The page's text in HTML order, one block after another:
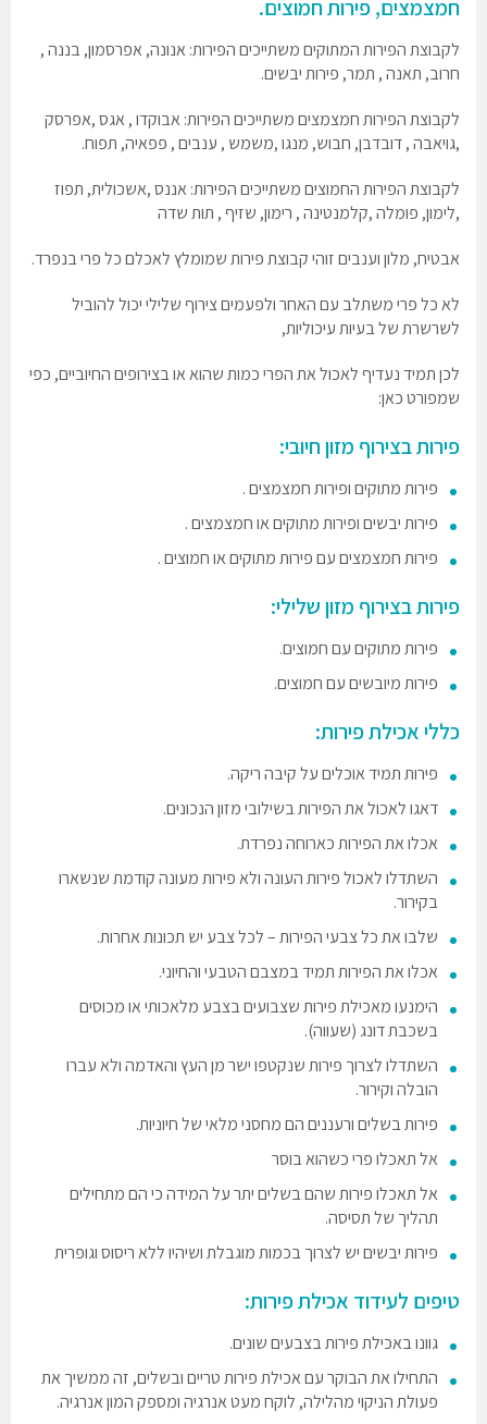
חמצמצים, פירות חמוצים.
לקבוצת הפירות המתוקים משתייכים הפירות: אנונה, אפרסמון, בננה ,
חרוב, תאנה , תמר, פירות יבשים.
לקבוצת הפירות חמצמצים משתייכים הפירות: אבוקדו , אגס ,אפרסק
,גויאבה , דובדבן, חבוש, מנגו ,משמש , ענבים , פפאיה, תפוח.
לקבוצת הפירות החמוצים משתייכים הפירות: אננס ,אשכולית, תפוז
,לימון, פומלה ,קלמנטינה , רימון, שזיף , תות שדה
אבטיח, מלון וענבים זוהי קבוצת פירות שמומלץ לאכלם כל פרי בנפרד.
לא כל פרי משתלב עם האחר ולפעמים צירוף שלילי יכול להוביל
לשרשרת של בעיות עיכוליות,
לכן תמיד נעדיף לאכול את הפרי כמות שהוא או בצירופים החיוביים, כפי
שמפורט כאן:
פירות בצירוף מזון חיובי:
פירות מתוקים ופירות חמצמצים .
פירות יבשים ופירות מתוקים או חמצמצים .
פירות חמצמצים עם פירות מתוקים או חמוצים .
פירות בצירוף מזון שלילי:
פירות מתוקים עם חמוצים.
פירות מיובשים עם חמוצים.
כללי אכילת פירות:
פירות תמיד אוכלים על קיבה ריקה.
דאגו לאכול את הפירות בשילובי מזון הנכונים.
אכלו את הפירות כארוחה נפרדת.
השתדלו לאכול פירות העונה ולא פירות מעונה קודמת שנשארו
בקירור.
שלבו את כל צבעי הפירות – לכל צבע יש תכונות אחרות.
אכלו את הפירות תמיד במצבם הטבעי והחיוני.
הימנעו מאכילת פירות שצבועים בצבע מלאכותי או מכוסים
בשכבת דונג (שעווה).
השתדלו לצרוך פירות שנקטפו ישר מן העץ והאדמה ולא עברו
הובלה וקירור.
פירות בשלים ורעננים הם מחסני מלאי של חיוניות.
אל תאכלו פרי כשהוא בוסר
אל תאכלו פירות שהם בשלים יתר על המידה כי הם מתחילים
תהליך של תסיסה.
פירות יבשים יש לצרוך בכמות מוגבלת ושיהיו ללא ריסוס וגופרית
טיפים לעידוד אכילת פירות:
גוונו באכילת פירות בצבעים שונים.
התחילו את הבוקר עם אכילת פירות טריים ובשלים, זה ממשיך את
פעולת הניקוי מהלילה, לוקח מעט אנרגיה ומספק המון אנרגיה.